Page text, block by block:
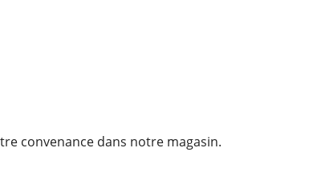
convenance dans notre magasin.